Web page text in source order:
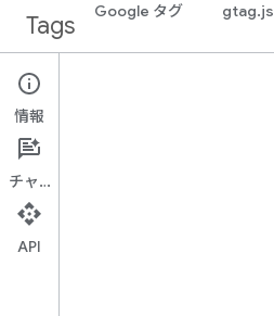
Tags Google タグ gtag.js
Security & Privacy
コンセプトとベスト プラクティス
情報
チャット
API